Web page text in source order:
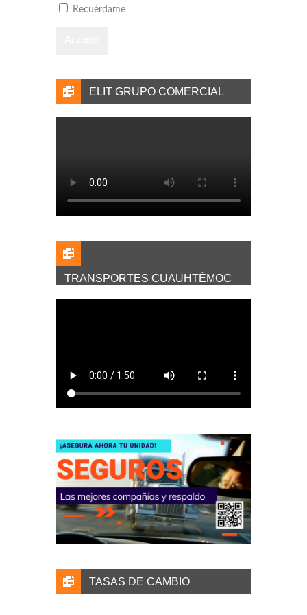
Recuérdame
ELIT GRUPO COMERCIAL
TRANSPORTES CUAUHTÉMOC
TASAS DE CAMBIO